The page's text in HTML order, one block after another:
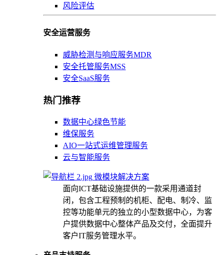
风险评估
安全运营服务
威胁检测与响应服务MDR
安全托管服务MSS
安全SaaS服务
热门推荐
数据中心绿色节能
维保服务
AIO一站式运维管理服务
云与智能服务
微模块解决方案
面向ICT基础设施提供的一款采用通道封
闭，包含工程预制的机柜、配电、制冷、监
控等功能单元的独立的小型数据中心，为客
户提供数据中心整体产品及交付，全面提升
客户IT服务管理水平。